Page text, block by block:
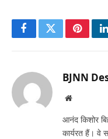
FacebookTwitter
BJNN
Website
आनंद किशोर
कार्यरत हैं। वे